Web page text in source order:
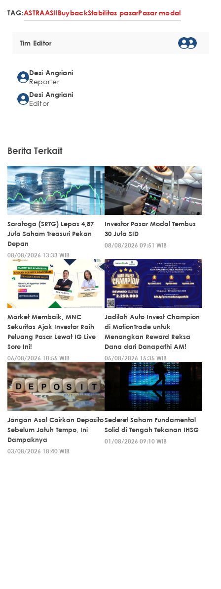
TAG:ASTRAASIIBuybackStabilitas pasarPasar modal
Tim Editor
Desi Angriani
Reporter
Desi Angriani
Editor
Berita Terkait
Saratoga (SRTG) Lepas 4,87
Juta Saham Treasuri Pekan
Depan
08/08/2026 13:33 WIB
Investor Pasar Modal Tembus
30 Juta SID
08/08/2026 09:51 WIB
Market Membaik, MNC
Sekuritas Ajak Investor Raih
Peluang Pasar Lewat IG Live
Sore Ini!
06/08/2026 10:55 WIB
Jadilah Auto Invest Champion
di MotionTrade untuk
Menangkan Reward Reksa
Dana dari Danapathi AM!
05/08/2026 15:35 WIB
Jangan Asal Cairkan Deposito
Sebelum Jatuh Tempo, Ini
Dampaknya
03/08/2026 18:40 WIB
Sederet Saham Fundamental
Solid di Tengah Tekanan IHSG
01/08/2026 09:10 WIB